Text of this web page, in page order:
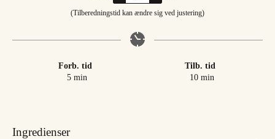
(Tilberedningstid kan ændre sig ved justering)
Forb. tid
5minutter
min
Tilb. tid
10minutter
min
Ingredienser